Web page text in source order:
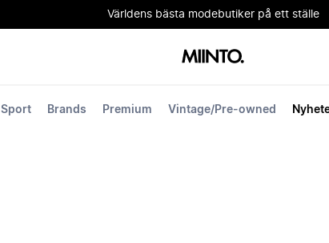
Världens bästa modebutiker på ett ställe
Sport Brands Premium Vintage/Pre-owned